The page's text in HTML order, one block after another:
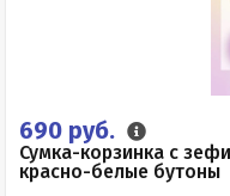
690 руб.
Сумка-корзинка с
красно-белые бутоны